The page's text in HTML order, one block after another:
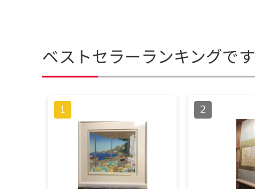
ベストセラーランキングです